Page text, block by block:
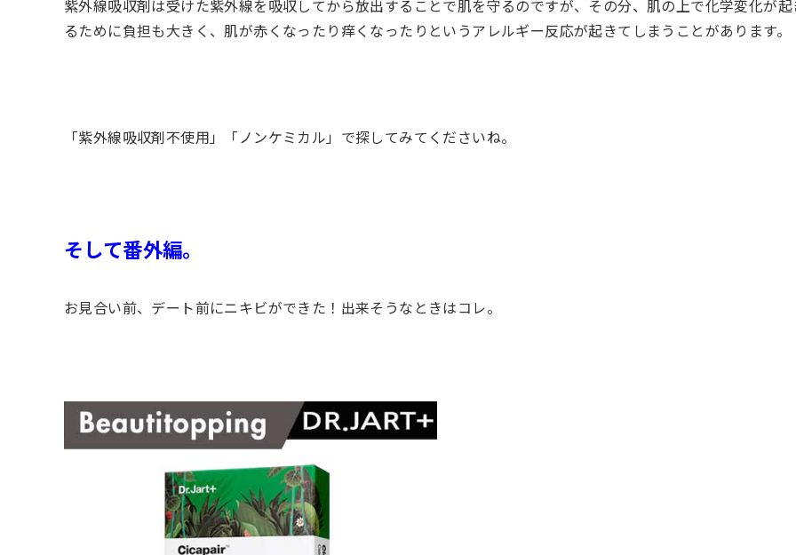
紫外線吸収剤は受けた紫外線を吸収してから放出することで肌を守るのですが、その分、肌の上で化学変化が
るために負担も大きく、肌が赤くなったり痒くなったりというアレルギー反応が起きてしまうことがあります。
「紫外線吸収剤不使用」「ノンケミカル」で探してみてくださいね。
そして番外編。
お見合い前、デート前にニキビができた！出来そうなときはコレ。